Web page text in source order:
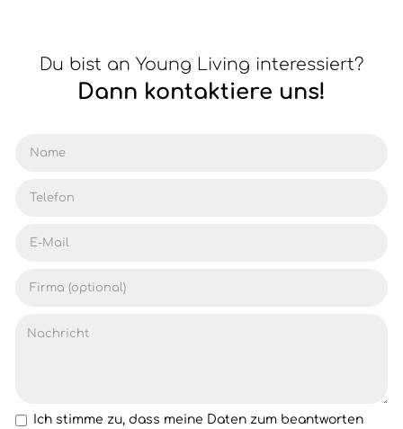
Du bist an Young Living interessiert?
Dann kontaktiere uns!
Ich stimme zu, dass meine Daten zum beantworten